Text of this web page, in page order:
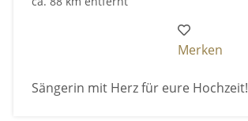
Merken
Sängerin mit Herz für eure Hochzeit!